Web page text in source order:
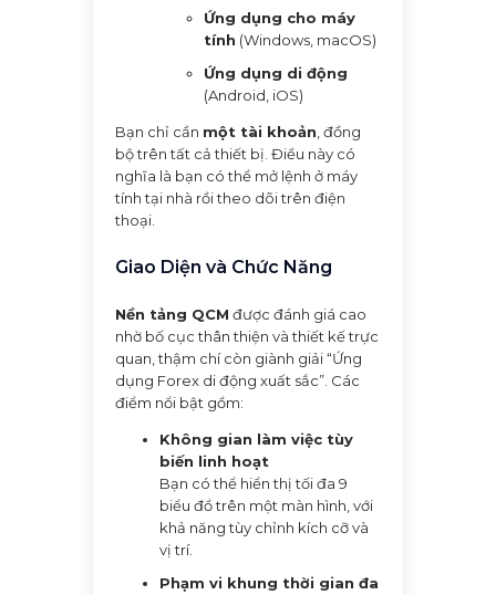
Ứng dụng cho máy
tính (Windows, macOS)
Ứng dụng di động
(Android, iOS)
Bạn chỉ cần một tài khoản , đồng
bộ trên tất cả thiết bị. Điều này có
nghĩa là bạn có thể mở lệnh ở máy
tính tại nhà rồi theo dõi trên điện
thoại.
Giao Diện và Chức Năng
Nền tảng QCM được đánh giá cao
nhờ bố cục thân thiện và thiết kế trực
quan, thậm chí còn giành giải “Ứng
dụng Forex di động xuất sắc”. Các
điểm nổi bật gồm:
Không gian làm việc tùy
biến linh hoạt
Bạn có thể hiển thị tối đa 9
biểu đồ trên một màn hình, với
khả năng tùy chỉnh kích cỡ và
vị trí.
Phạm vi khung thời gian đa